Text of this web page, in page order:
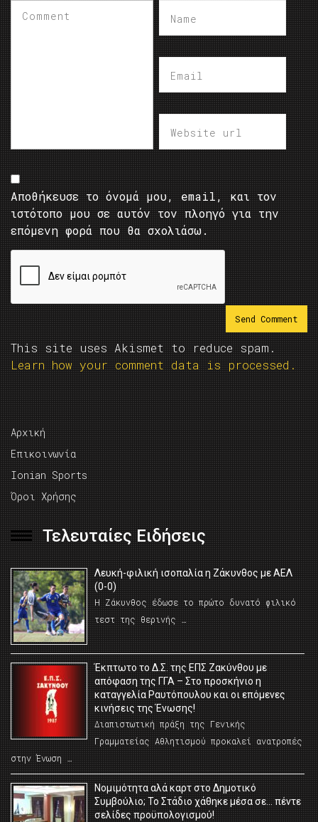
Αποθήκευσε το όνομά μου, email, και τον
ιστότοπο μου σε αυτόν τον πλοηγό για την
επόμενη φορά που θα σχολιάσω.
This site uses Akismet to reduce spam.
Learn how your comment data is processed.
Αρχική
Επικοινωνία
Ionian Sports
Όροι Χρήσης
Τελευταίες Ειδήσεις
Λευκή-φιλική ισοπαλία η Ζάκυνθος με ΑΕΛ
(0-0)
Η Ζάκυνθος έδωσε το πρώτο δυνατό φιλικό
τεστ της θερινής …
Έκπτωτο το Δ.Σ. της ΕΠΣ Ζακύνθου με
απόφαση της ΓΓΑ – Στο προσκήνιο η
καταγγελία Ραυτόπουλου και οι επόμενες
κινήσεις της Ένωσης!
Διαπιστωτική πράξη της Γενικής
Γραμματείας Αθλητισμού προκαλεί ανατροπές
στην Ένωση …
Νομιμότητα αλά καρτ στο Δημοτικό
Συμβούλιο; Το Στάδιο χάθηκε μέσα σε… πέντε
σελίδες προϋπολογισμού!